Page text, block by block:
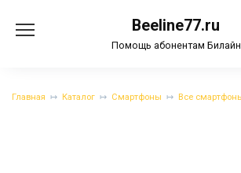
содержанию
Beeline77.ru
Помощь абонентам Билайн
Главная Каталог Смартфоны Все